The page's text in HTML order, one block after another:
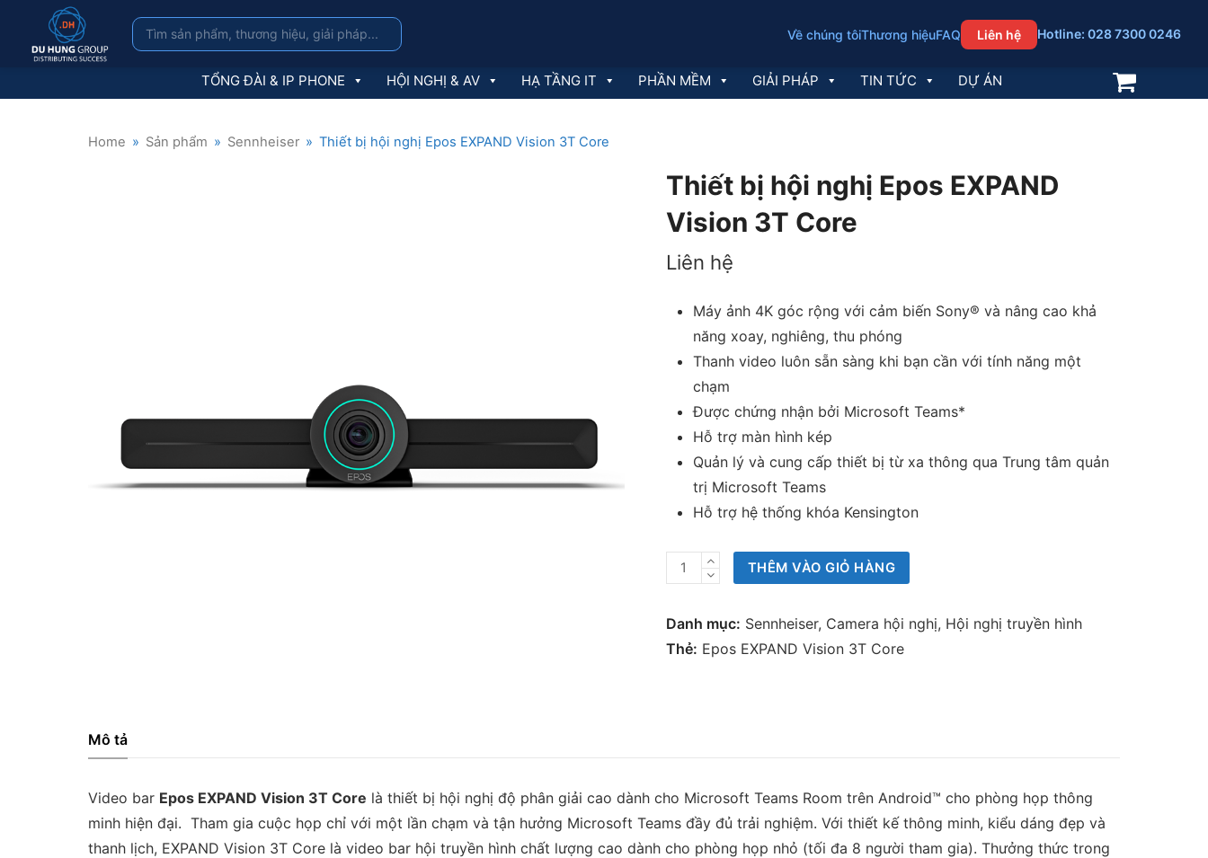
Về chúng tôiThương hiệuFAQ Liên hệ Hotline: 028 7300 0246
TỔNG ĐÀI & IP PHONE HỘI NGHỊ & AV HẠ TẦNG IT PHẦN MỀM GIẢI PHÁP TIN TỨC DỰ ÁN
Home » Sản phẩm » Sennheiser » Thiết bị hội nghị Epos EXPAND Vision 3T Core
Thiết bị hội nghị Epos EXPAND
Vision 3T Core
Liên hệ
Máy ảnh 4K góc rộng với cảm biến Sony® và nâng cao khả
năng xoay, nghiêng, thu phóng
Thanh video luôn sẵn sàng khi bạn cần với tính năng một
chạm
Được chứng nhận bởi Microsoft Teams*
Hỗ trợ màn hình kép
Quản lý và cung cấp thiết bị từ xa thông qua Trung tâm quản
trị Microsoft Teams
Hỗ trợ hệ thống khóa Kensington
Thiết
bị
hội
nghị
số
lượng
THÊM VÀO GIỎ HÀNG
Danh mục: Sennheiser, Camera hội nghị, Hội nghị truyền hình
Thẻ: Epos EXPAND Vision 3T Core
Mô tả
Video bar Epos EXPAND Vision 3T Core là thiết bị hội nghị độ phân giải cao dành cho Microsoft Teams Room trên Android™ cho phòng họp thông
minh hiện đại. Tham gia cuộc họp chỉ với một lần chạm và tận hưởng Microsoft Teams đầy đủ trải nghiệm. Với thiết kế thông minh, kiểu dáng đẹp và
thanh lịch, EXPAND Vision 3T Core là video bar hội truyền hình chất lượng cao dành cho phòng họp nhỏ (tối đa 8 người tham gia). Thưởng thức trong